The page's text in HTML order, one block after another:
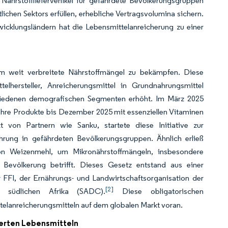
Sektors erfüllen, erhebliche Vertragsvolumina sichern.
hat die Lebensmittelanreicherung zu einer
weit verbreitete Nährstoffmängel zu bekämpfen. Diese
Anreicherungsmittel in Grundnahrungsmittel
demografischen Segmenten erhöht. Im März 2025
Produkte bis Dezember 2025 mit essenziellen Vitaminen
von Partnern wie Sanku, startete diese Initiative zur
in gefährdeten Bevölkerungsgruppen. Ähnlich erließ
um Mikronährstoffmängeln, insbesondere
betrifft. Dieses Gesetz entstand aus einer
der Ernährungs- und Landwirtschaftsorganisation der
südlichen Afrika (SADC).[2]
Diese obligatorischen
auf dem globalen Markt voran.
Lebensmitteln